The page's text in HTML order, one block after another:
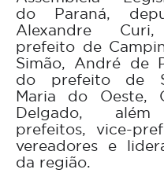
do Paraná,
Alexandre
prefeito de
Simão, André de
do prefeito de
Maria do Oeste,
Delgado,
prefeitos, vice-
vereadores e
da região.